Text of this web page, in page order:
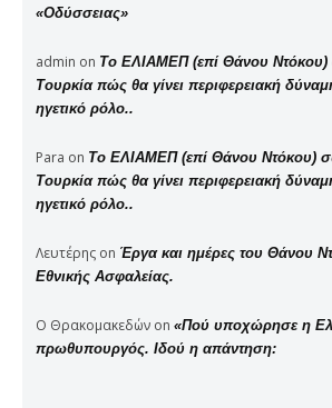
«Οδύσσειας»
admin on Το ΕΛΙΑΜΕΠ (επί Θάνου Ντόκου)
Τουρκία πώς θα γίνει περιφερειακή
ηγετικό ρόλο..
Para on Το ΕΛΙΑΜΕΠ (επί Θάνου Ντόκου)
Τουρκία πώς θα γίνει περιφερειακή
ηγετικό ρόλο..
Λευτέρης on Έργα και ημέρες του Θάνου
Εθνικής Ασφαλείας.
Ο Θρακομακεδών on «Πού υποχώρησε η
πρωθυπουργός. Ιδού η απάντηση: